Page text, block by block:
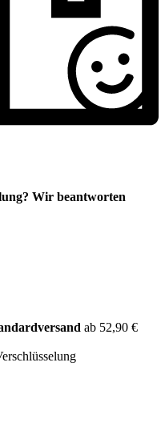
Wir beantworten
ab 52,90 €